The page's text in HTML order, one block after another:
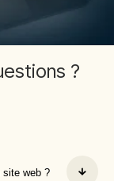
?
site web ?